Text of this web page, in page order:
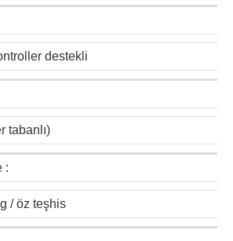
destekli
tabanlı)
:
/ öz teşhis